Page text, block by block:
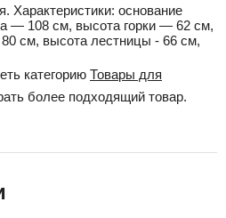
Характеристики: основание
— 108 см, высота горки — 62 см,
см, высота лестницы - 66 см,
категорию Товары для
более подходящий товар.